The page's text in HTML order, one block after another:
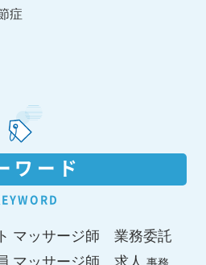
症
ワード
マッサージ師 業務委託
マッサージ師 求人